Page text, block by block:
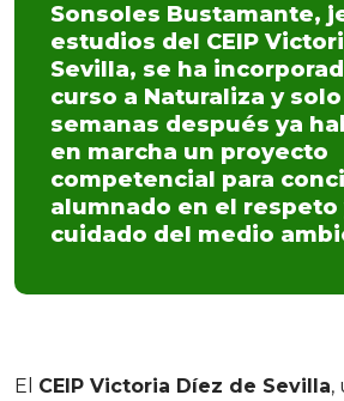
Sonsoles Bustamante,
estudios del CEIP
Sevilla, se ha
curso a Naturaliza y
semanas después ya
en marcha un proyecto
competencial para
alumnado en el respeto
cuidado del medio
El CEIP Victoria Díez de Sevilla,